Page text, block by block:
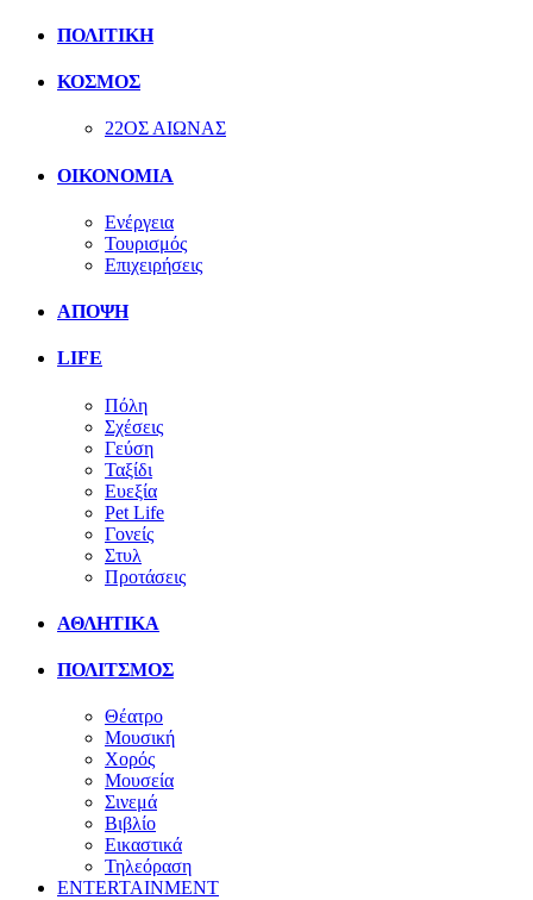
ΠΟΛΙΤΙΚΗ
ΚΟΣΜΟΣ
22ΟΣ ΑΙΩΝΑΣ
ΟΙΚΟΝΟΜΙΑ
Ενέργεια
Τουρισμός
Επιχειρήσεις
ΑΠΟΨΗ
LIFE
Πόλη
Σχέσεις
Γεύση
Ταξίδι
Ευεξία
Pet Life
Γονείς
Στυλ
Προτάσεις
ΑΘΛΗΤΙΚΑ
ΠΟΛΙΤΣΜΟΣ
Θέατρο
Μουσική
Χορός
Μουσεία
Σινεμά
Βιβλίο
Εικαστικά
Τηλεόραση
ENTERTAINMENT